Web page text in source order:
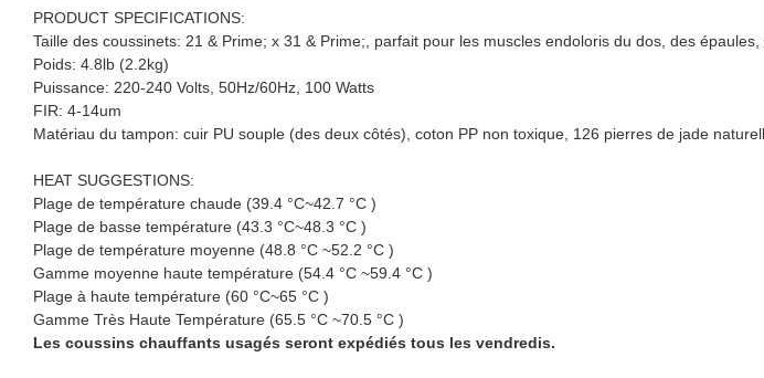
PRODUCT SPECIFICATIONS:
Taille des coussinets: 21 & Prime; x 31 & Prime;, parfait pour les muscles endoloris du dos, des
Poids: 4.8lb (2.2kg)
Puissance: 220-240 Volts, 50Hz/60Hz, 100 Watts
FIR: 4-14um
Matériau du tampon: cuir PU souple (des deux côtés), coton PP non toxique, 126 pierres de jade
HEAT SUGGESTIONS:
Plage de température chaude (39.4 °C~42.7 °C )
Plage de basse température (43.3 °C~48.3 °C )
Plage de température moyenne (48.8 °C ~52.2 °C )
Gamme moyenne haute température (54.4 °C ~59.4 °C )
Plage à haute température (60 °C~65 °C )
Gamme Très Haute Température (65.5 °C ~70.5 °C )
Les coussins chauffants usagés seront expédiés tous les vendredis.